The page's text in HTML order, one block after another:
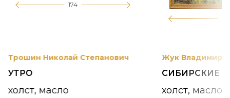
174
Трошин Николай Степанович
УТРО
холст, масло
Жук Владимир
СИБИРСКИЕ
холст, масло